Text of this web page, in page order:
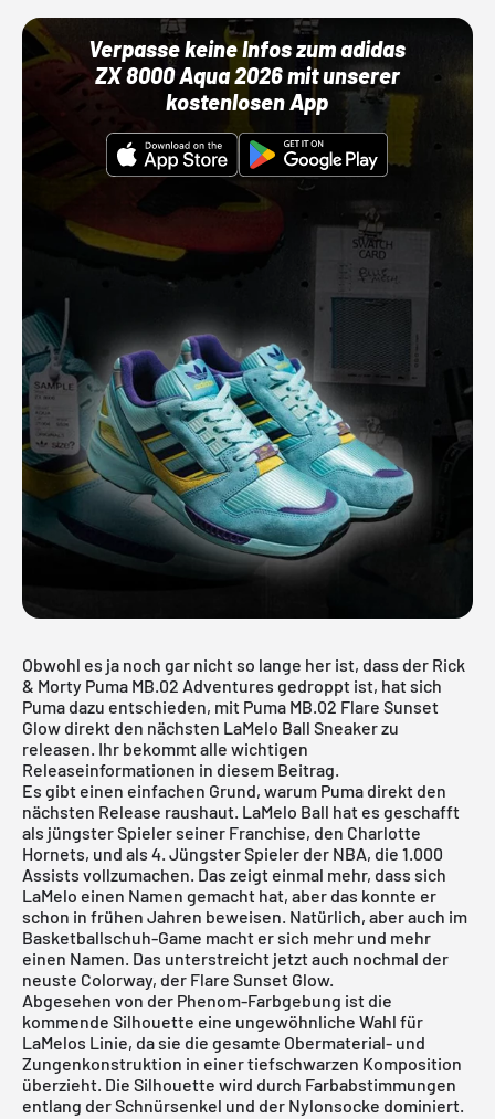
Verpasse keine Infos zum adidas
ZX 8000 Aqua 2026 mit unserer
kostenlosen App
Obwohl es ja noch gar nicht so lange her ist, dass der Rick
& Morty Puma MB.02 Adventures gedroppt ist, hat sich
Puma dazu entschieden, mit Puma MB.02 Flare Sunset
Glow direkt den nächsten LaMelo Ball Sneaker zu
releasen. Ihr bekommt alle wichtigen
Releaseinformationen in diesem Beitrag.
Es gibt einen einfachen Grund, warum Puma direkt den
nächsten Release raushaut. LaMelo Ball hat es geschafft
als jüngster Spieler seiner Franchise, den Charlotte
Hornets, und als 4. Jüngster Spieler der NBA, die 1.000
Assists vollzumachen. Das zeigt einmal mehr, dass sich
LaMelo einen Namen gemacht hat, aber das konnte er
schon in frühen Jahren beweisen. Natürlich, aber auch im
Basketballschuh-Game macht er sich mehr und mehr
einen Namen. Das unterstreicht jetzt auch nochmal der
neuste Colorway, der Flare Sunset Glow.
Abgesehen von der Phenom-Farbgebung ist die
kommende Silhouette eine ungewöhnliche Wahl für
LaMelos Linie, da sie die gesamte Obermaterial- und
Zungenkonstruktion in einer tiefschwarzen Komposition
überzieht. Die Silhouette wird durch Farbabstimmungen
entlang der Schnürsenkel und der Nylonsocke dominiert.